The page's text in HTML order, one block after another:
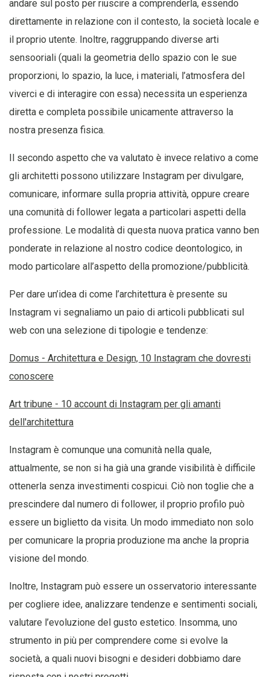
andare sul posto per riuscire a comprenderla, essendo
direttamente in relazione con il contesto, la società locale e
il proprio utente. Inoltre, raggruppando diverse arti
sensooriali (quali la geometria dello spazio con le sue
proporzioni, lo spazio, la luce, i materiali, l’atmosfera del
viverci e di interagire con essa) necessita un esperienza
diretta e completa possibile unicamente attraverso la
nostra presenza fisica.
Il secondo aspetto che va valutato è invece relativo a come
gli architetti possono utilizzare Instagram per divulgare,
comunicare, informare sulla propria attività, oppure creare
una comunità di follower legata a particolari aspetti della
professione. Le modalità di questa nuova pratica vanno ben
ponderate in relazione al nostro codice deontologico, in
modo particolare all’aspetto della promozione/pubblicità.
Per dare un’idea di come l’architettura è presente su
Instagram vi segnaliamo un paio di articoli pubblicati sul
web con una selezione di tipologie e tendenze:
Domus - Architettura e Design, 10 Instagram che dovresti
conoscere
Art tribune - 10 account di Instagram per gli amanti
dell'architettura
Instagram è comunque una comunità nella quale,
attualmente, se non si ha già una grande visibilità è difficile
ottenerla senza investimenti cospicui. Ciò non toglie che a
prescindere dal numero di follower, il proprio profilo può
essere un biglietto da visita. Un modo immediato non solo
per comunicare la propria produzione ma anche la propria
visione del mondo.
Inoltre, Instagram può essere un osservatorio interessante
per cogliere idee, analizzare tendenze e sentimenti sociali,
valutare l’evoluzione del gusto estetico. Insomma, uno
strumento in più per comprendere come si evolve la
società, a quali nuovi bisogni e desideri dobbiamo dare